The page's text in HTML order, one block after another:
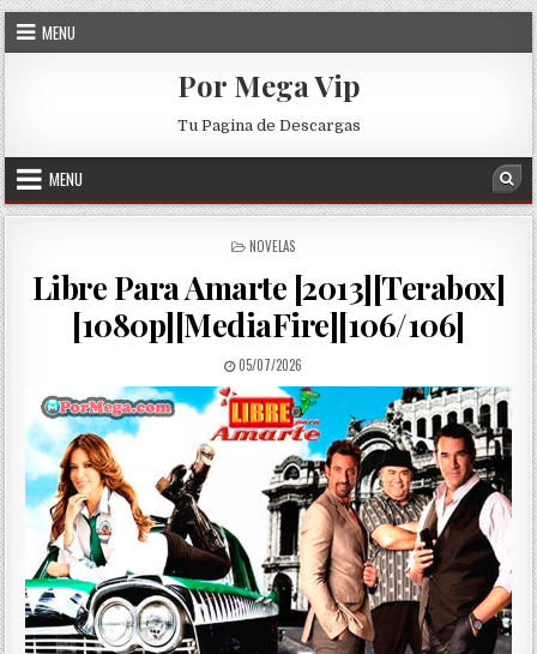
Skip to content
MENU
Por Mega Vip
Tu Pagina de Descargas
MENU
POSTED IN
NOVELAS
Libre Para Amarte [2013][Terabox]
[1080p][MediaFire][106/106]
PUBLISHED DATE:
05/07/2026